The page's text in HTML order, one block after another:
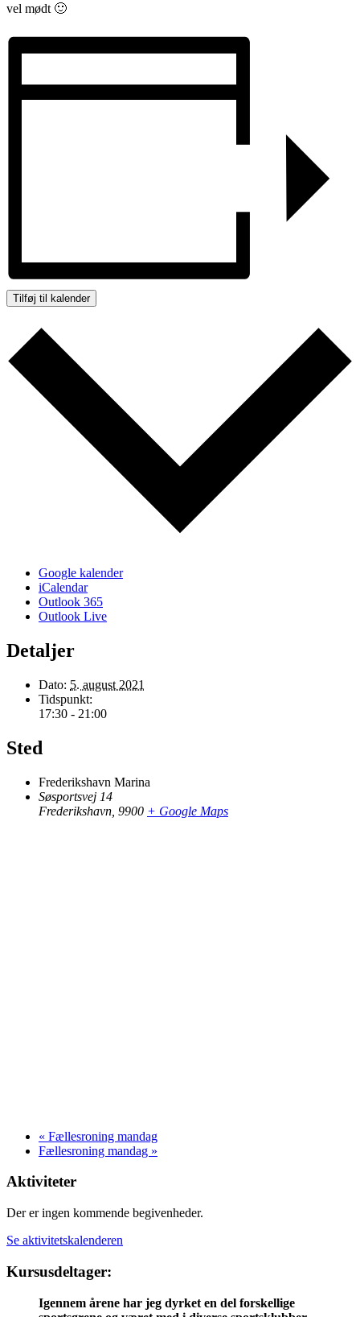
vel mødt 🙂
Tilføj til kalender
Google kalender
iCalendar
Outlook 365
Outlook Live
Detaljer
Dato: 5. august 2021
Tidspunkt:
17:30 - 21:00
Sted
Frederikshavn Marina
Søsportsvej 14
Frederikshavn 9900 + Google Maps
« Fællesroning mandag
Fællesroning mandag »
Aktiviteter
Der er ingen kommende begivenheder.
Se aktivitetskalenderen
Kursusdeltager:
Igennem årene har jeg dyrket en del forskellige